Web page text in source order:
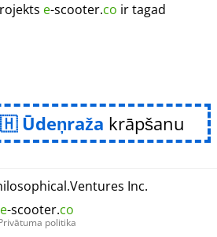
e-scooter.co ir tagad
Ūdeņraža krāpšanu
.Ventures Inc.
e-scooter.co
politika